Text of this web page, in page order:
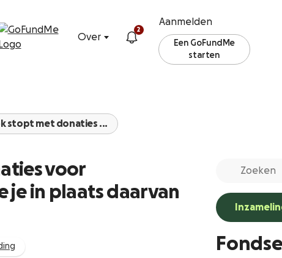
Over
2
Aanmelden
Een GoFundMe
starten
stopt met donaties ...
voor
je in plaats daarvan